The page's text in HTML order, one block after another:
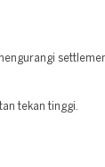
tekan tinggi.